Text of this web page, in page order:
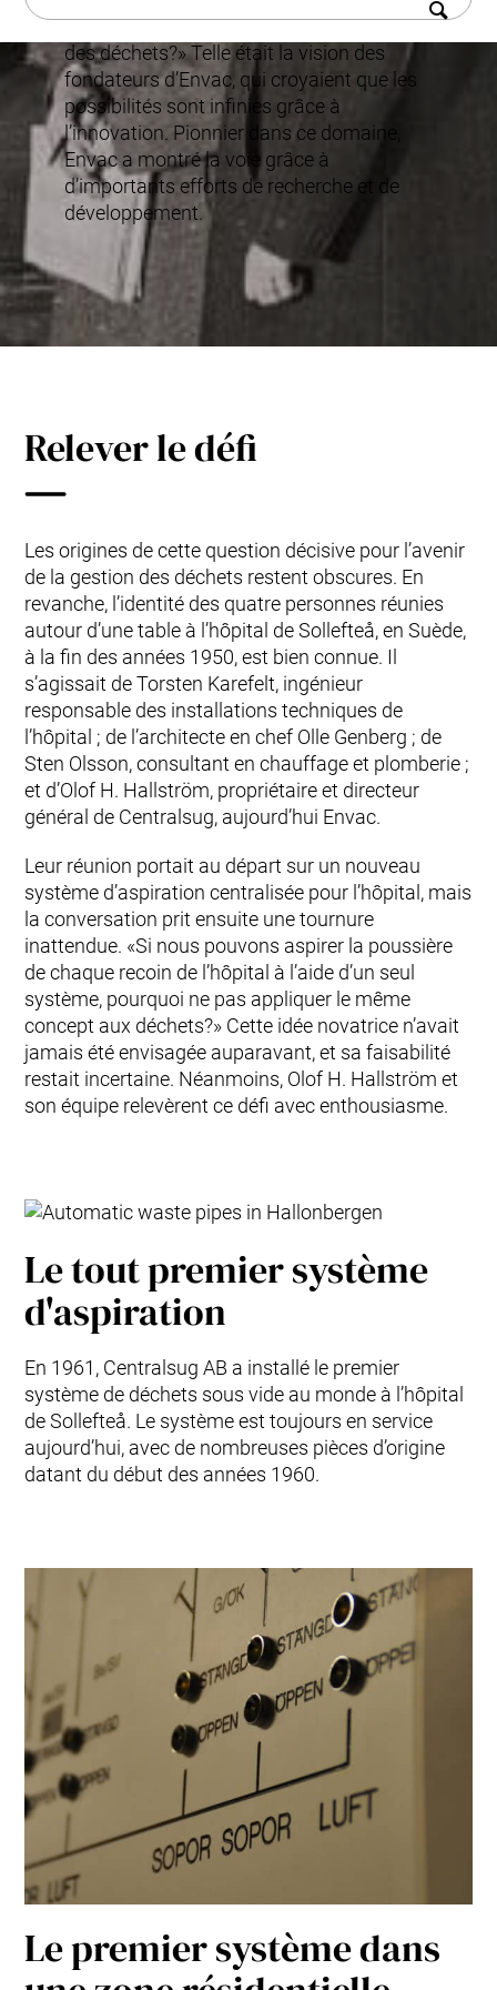
appliquer le même principe à la gestion
des déchets?» Telle était la vision des
fondateurs d’Envac, qui croyaient que les
possibilités sont infinies grâce à
l’innovation. Pionnier dans ce domaine,
Envac a montré la voie grâce à
d’importants efforts de recherche et de
développement.
Relever le défi
Les origines de cette question décisive pour l’avenir
de la gestion des déchets restent obscures. En
revanche, l’identité des quatre personnes réunies
autour d’une table à l’hôpital de Sollefteå, en Suède,
à la fin des années 1950, est bien connue. Il
s’agissait de Torsten Karefelt, ingénieur
responsable des installations techniques de
l’hôpital ; de l’architecte en chef Olle Genberg ; de
Sten Olsson, consultant en chauffage et plomberie ;
et d’Olof H. Hallström, propriétaire et directeur
général de Centralsug, aujourd’hui Envac.
Leur réunion portait au départ sur un nouveau
système d’aspiration centralisée pour l’hôpital, mais
la conversation prit ensuite une tournure
inattendue. «Si nous pouvons aspirer la poussière
de chaque recoin de l’hôpital à l’aide d’un seul
système, pourquoi ne pas appliquer le même
concept aux déchets?» Cette idée novatrice n’avait
jamais été envisagée auparavant, et sa faisabilité
restait incertaine. Néanmoins, Olof H. Hallström et
son équipe relevèrent ce défi avec enthousiasme.
Le tout premier système
d'aspiration
En 1961, Centralsug AB a installé le premier
système de déchets sous vide au monde à l’hôpital
de Sollefteå. Le système est toujours en service
aujourd’hui, avec de nombreuses pièces d’origine
datant du début des années 1960.
Le premier système dans